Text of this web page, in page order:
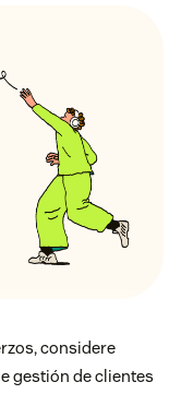
considere
gestión de clientes